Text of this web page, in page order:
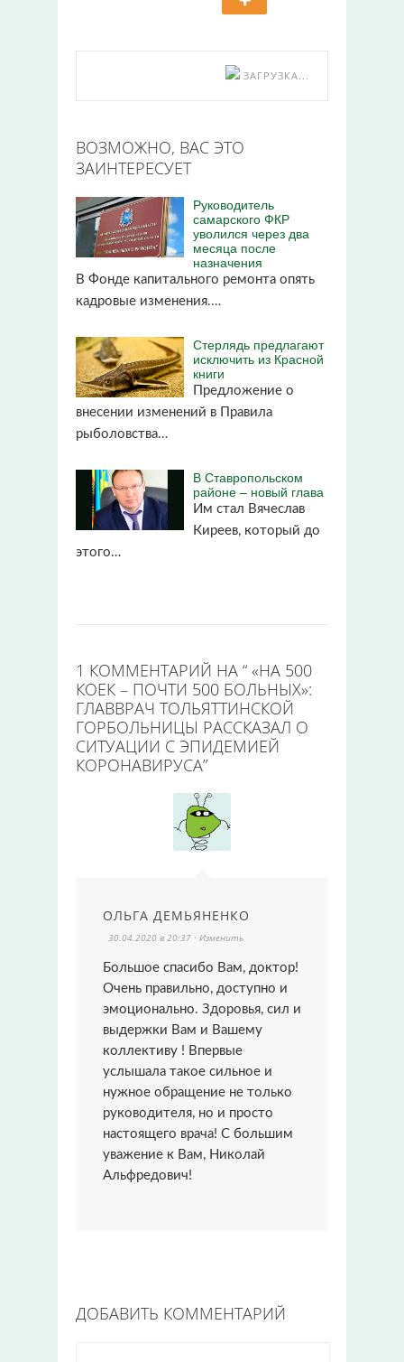
ЗАГРУЗКА...
ВОЗМОЖНО, ВАС ЭТО
ЗАИНТЕРЕСУЕТ
Руководитель
самарского ФКР
уволился через два
месяца после
назначения
В Фонде капитального ремонта опять
кадровые изменения.…
Стерлядь предлагают
исключить из Красной
книги
Предложение о
внесении изменений в Правила
рыболовства…
В Ставропольском
районе – новый глава
Им стал Вячеслав
Киреев, который до
этого…
1 КОММЕНТАРИЙ НА “ «НА 500
КОЕК – ПОЧТИ 500 БОЛЬНЫХ»:
ГЛАВВРАЧ ТОЛЬЯТТИНСКОЙ
ГОРБОЛЬНИЦЫ РАССКАЗАЛ О
СИТУАЦИИ С ЭПИДЕМИЕЙ
КОРОНАВИРУСА”
ОЛЬГА ДЕМЬЯНЕНКО
30.04.2020 в 20:37 · Изменить
Большое спасибо Вам, доктор!
Очень правильно, доступно и
эмоционально. Здоровья, сил и
выдержки Вам и Вашему
коллективу ! Впервые
услышала такое сильное и
нужное обращение не только
руководителя, но и просто
настоящего врача! С большим
уважение к Вам, Николай
Альфредович!
ДОБАВИТЬ КОММЕНТАРИЙ